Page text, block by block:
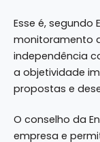
Esse é, segundo
monitoramento
independência
a objetividade
propostas e
O conselho da
empresa e